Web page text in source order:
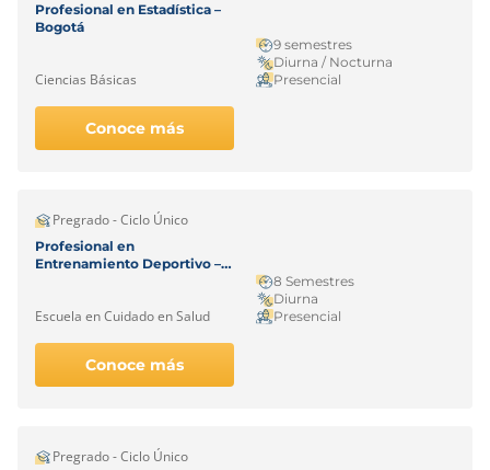
Profesional en Estadística –
Bogotá
Ciencias Básicas
9 semestres
Diurna / Nocturna
Presencial
Conoce más
Pregrado - Ciclo Único
Profesional en
Entrenamiento Deportivo –
Escuela en Cuidado en Salud
8 Semestres
Diurna
Presencial
Conoce más
Pregrado - Ciclo Único